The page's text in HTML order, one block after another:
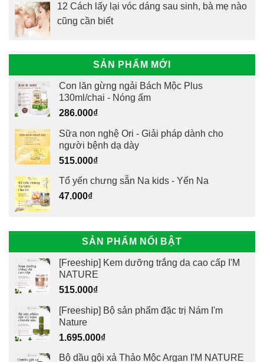
12 Cách lấy lại vóc dáng sau sinh, bà mẹ nào
cũng cần biết
SẢN PHẨM MỚI
Con lăn gừng ngải Bách Mộc Plus
130ml/chai - Nóng ấm
286.000₫
Sữa non nghệ Ori - Giải pháp dành cho
người bệnh dạ dày
515.000₫
Tổ yến chưng sẵn Na kids - Yến Na
47.000₫
SẢN PHẨM NỔI BẬT
[Freeship] Kem dưỡng trắng da cao cấp I'M
NATURE
515.000₫
[Freeship] Bộ sản phẩm đặc trị Nám I'm
Nature
1.695.000₫
Bộ dầu gội xả Thảo Mộc Argan I'M NATURE